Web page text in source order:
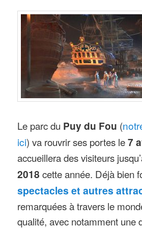
Le parc du Puy du Fou (
ici) va rouvrir ses portes le7
accueillera des visiteurs
2018 cette année. Déjà bien
spectacles et autres
remarquées à travers le
qualité, avec notamment une